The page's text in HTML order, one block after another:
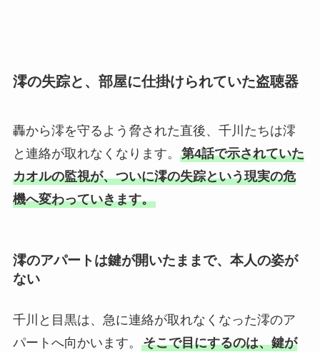
澪の失踪と、部屋に仕掛けられていた盗聴器
轟から澪を守るよう脅された直後、千川たちは澪
と連絡が取れなくなります。 第4話で示されていた
カオルの監視が、ついに澪の失踪という現実の危
機へ変わっていきます。
澪のアパートは鍵が開いたままで、本人の姿が
ない
千川と目黒は、急に連絡が取れなくなった澪のア
パートへ向かいます。 そこで目にするのは、鍵が